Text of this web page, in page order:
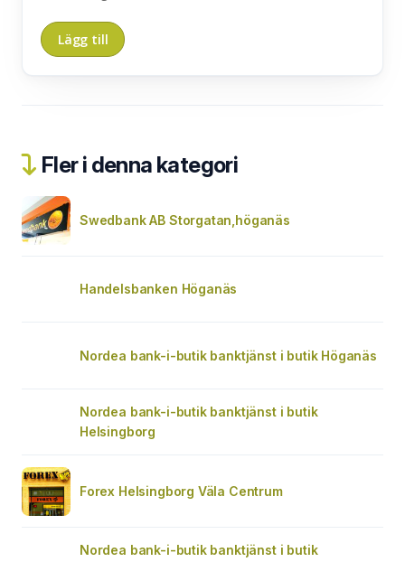
Fler i denna kategori
Swedbank AB Storgatan,höganäs
Handelsbanken Höganäs
Nordea bank-i-butik banktjänst i butik Höganäs
Nordea bank-i-butik banktjänst i butik
Helsingborg
Forex Helsingborg Väla Centrum
Nordea bank-i-butik banktjänst i butik